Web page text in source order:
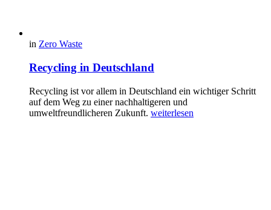
in Zero Waste
Recycling in Deutschland
Recycling ist vor allem in Deutschland ein wichtiger Schritt
auf dem Weg zu einer nachhaltigeren und
umweltfreundlicheren Zukunft. weiterlesen